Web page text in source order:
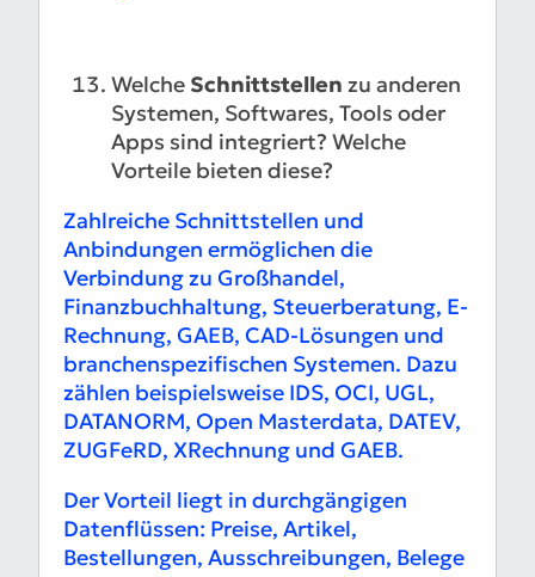
Welche Schnittstellen zu anderen
Systemen, Softwares, Tools oder
Apps sind integriert? Welche
Vorteile bieten diese?
Zahlreiche Schnittstellen und
Anbindungen ermöglichen die
Verbindung zu Großhandel,
Finanzbuchhaltung, Steuerberatung, E-
Rechnung, GAEB, CAD-Lösungen und
branchenspezifischen Systemen. Dazu
zählen beispielsweise IDS, OCI, UGL,
DATANORM, Open Masterdata, DATEV,
ZUGFeRD, XRechnung und GAEB.
Der Vorteil liegt in durchgängigen
Datenflüssen: Preise, Artikel,
Bestellungen, Ausschreibungen, Belege